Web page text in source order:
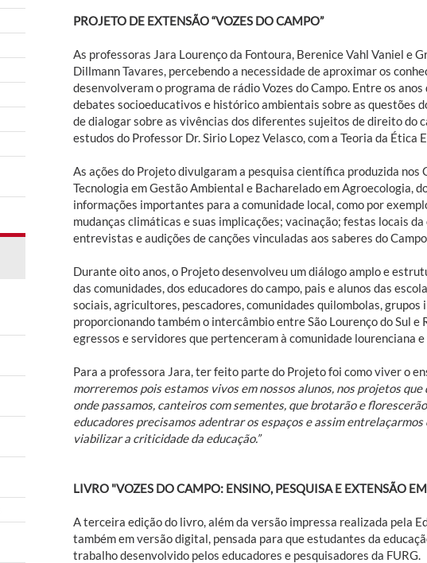
PROJETO DE EXTENSÃO “VOZES DO CAMPO”
As professoras Jara Lourenço da Fontoura, Berenice Vahl Vaniel e
Dillmann Tavares, percebendo a necessidade de aproximar os
desenvolveram o programa de rádio Vozes do Campo. Entre os
debates socioeducativos e histórico ambientais sobre as questões
de dialogar sobre as vivências dos diferentes sujeitos de direito do
estudos do Professor Dr. Sirio Lopez Velasco, com a Teoria da Ética
As ações do Projeto divulgaram a pesquisa científica produzida nos
Tecnologia em Gestão Ambiental e Bacharelado em Agroecologia,
informações importantes para a comunidade local, como por
mudanças climáticas e suas implicações; vacinação; festas locais
entrevistas e audições de canções vinculadas aos saberes do Campo.
Durante oito anos, o Projeto desenvolveu um diálogo amplo e
das comunidades, dos educadores do campo, pais e alunos das
sociais, agricultores, pescadores, comunidades quilombolas, grupos
proporcionando também o intercâmbio entre São Lourenço do Sul e
egressos e servidores que pertenceram à comunidade lourenciana e
Para a professora Jara, ter feito parte do Projeto foi como viver o
morreremos pois estamos vivos em nossos alunos, nos projetos
onde passamos, canteiros com sementes, que brotarão e
educadores precisamos adentrar os espaços e assim
viabilizar a criticidade da educação.”
LIVRO "VOZES DO CAMPO: ENSINO, PESQUISA E EXTENSÃO
A terceira edição do livro, além da versão impressa realizada pela
também em versão digital, pensada para que estudantes da
trabalho desenvolvido pelos educadores e pesquisadores da FURG.